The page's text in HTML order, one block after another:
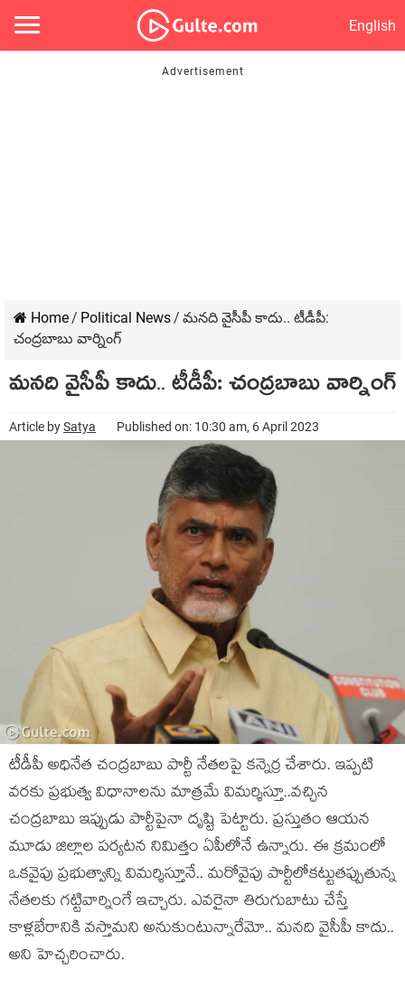
English
Home/ Political News/ మ‌న‌ది వైసీపీ కాదు.. టీడీపీ:
చంద్ర‌బాబు వార్నింగ్
మ‌న‌ది వైసీపీ కాదు.. టీడీపీ: చంద్ర‌బాబు వార్నింగ్
Article bySatya Published on: 10:30 am, 6 April 2023
టీడీపీ అధినేత చంద్ర‌బాబు పార్టీ నేత‌ల‌పై క‌న్నెర్ర చేశారు. ఇప్ప‌టి
వ‌ర‌కు ప్ర‌భుత్వ విధానాల‌ను మాత్ర‌మే విమ‌ర్శిస్తూ..వ‌చ్చిన
చంద్ర‌బాబు ఇప్పుడు పార్టీపైనా దృష్టి పెట్టారు. ప్ర‌స్తుతం ఆయ‌న
మూడు జిల్లాల ప‌ర్య‌ట‌న నిమిత్తం ఏపీలోనే ఉన్నారు. ఈ క్ర‌మంలో
ఒక‌వైపు ప్ర‌భుత్వాన్ని విమ‌ర్శిస్తూనే.. మ‌రోవైపు పార్టీలోక‌ట్టుత‌ప్పుతున్న
నేత‌ల‌కు గ‌ట్టివార్నింగే ఇచ్చారు. ఎవరైనా తిరుగుబాటు చేస్తే
కాళ్లబేరానికి వ‌స్తామ‌ని అనుకుంటున్నారేమో.. మ‌న‌ది వైసీపీ కాదు..
అని హెచ్చ‌రించారు.